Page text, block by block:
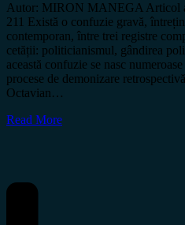
Autor: MIRON MANEGA Articol
211 Există o confuzie gravă,
contemporan, între trei registre
cetății: politicianismul, gândirea
această confuzie se nasc
procese de demonizare
Octavian…
Read More